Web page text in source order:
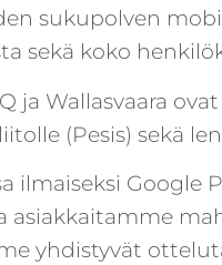
sukupolven
sekä koko
ja Wallasvaara
(Pesis) sekä
ilmaiseksi Google
asiakkaitamme
yhdistyvät